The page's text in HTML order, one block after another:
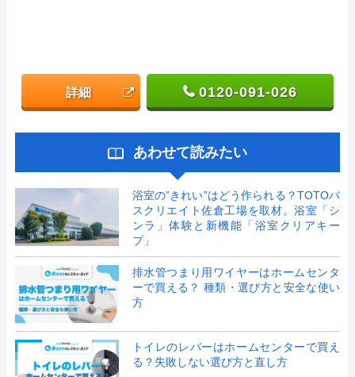
詳細 0120-091-026
あわせて読みたい
浴室の”きれい”はどう作られる？TOTOバ
スクリエイト佐倉工場を取材。浴室「シ
ンラ」体験と新機能「浴室クリアキー
プ」
排水管つまり用ワイヤーはホームセンタ
ーで買える？ 種類・選び方と安全な使い
方
トイレのレバーはホームセンターで買え
る？失敗しない選び方と直し方